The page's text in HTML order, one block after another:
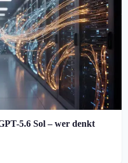
5.6 Sol – wer denkt